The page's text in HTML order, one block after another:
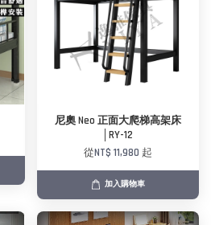
尼奧 Neo 正面大爬梯高架床
│RY-12
從NT$ 11,980 起
加入購物車